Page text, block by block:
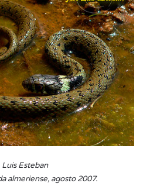
Esteban
almeriense, agosto 2007.